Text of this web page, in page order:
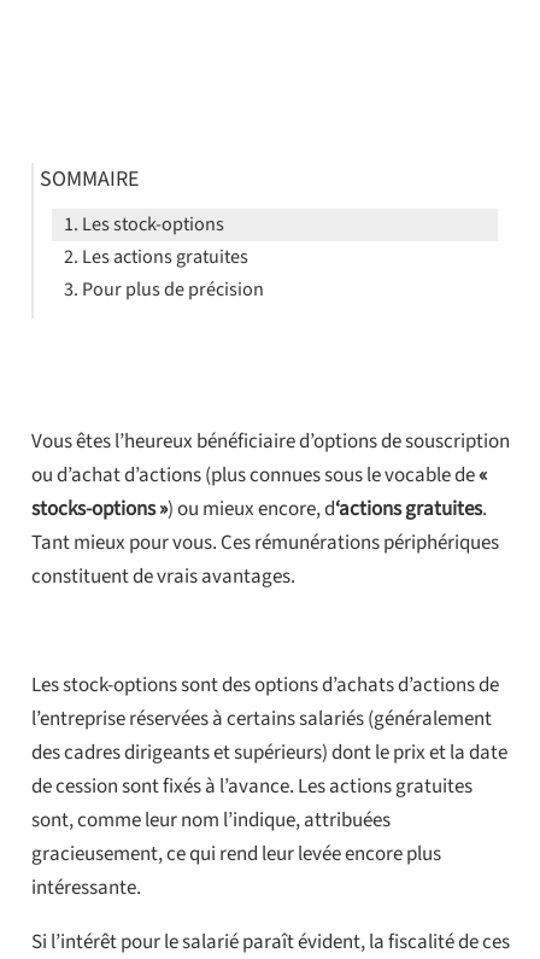
Vous êtes l’heureux bénéficiaire d’options de souscription
ou d’achat d’actions (plus connues sous le vocable de«
stocks-options ») ou mieux encore, d‘actions gratuites.
Tant mieux pour vous. Ces rémunérations périphériques
constituent de vrais avantages.
Les stock-options sont des options d’achats d’actions de
l’entreprise réservées à certains salariés (généralement
des cadres dirigeants et supérieurs) dont le prix et la date
de cession sont fixés à l’avance. Les actions gratuites
sont, comme leur nom l’indique, attribuées
gracieusement, ce qui rend leur levée encore plus
intéressante.
Si l’intérêt pour le salarié paraît évident, la fiscalité de ces
SOMMAIRE
Les stock-options
Les actions gratuites
Pour plus de précision